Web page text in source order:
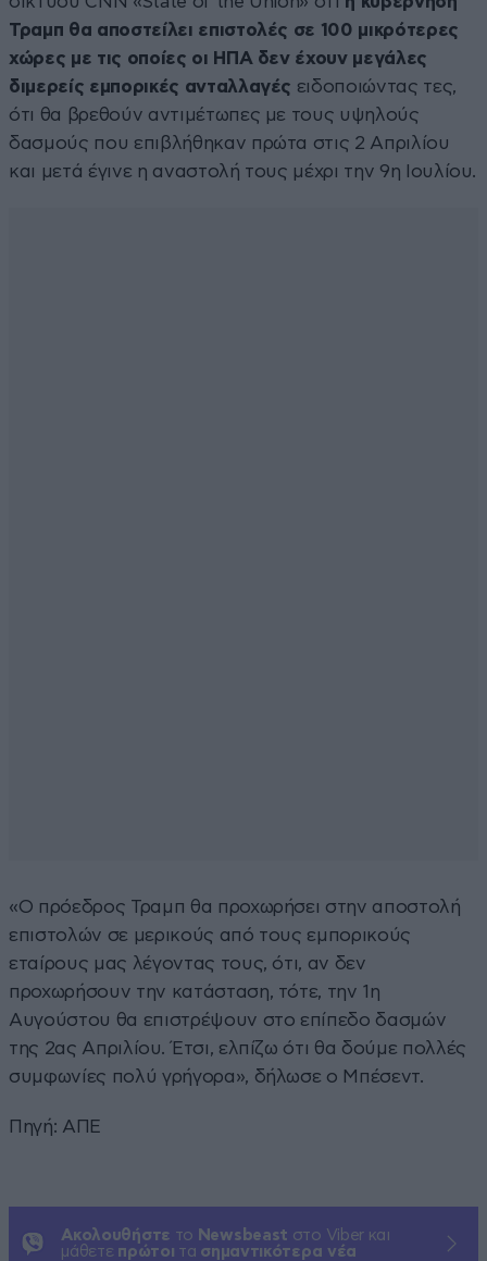
Τραμπ θα αποστείλει επιστολές σε 100 μικρότερες
χώρες με τις οποίες οι ΗΠΑ δεν έχουν μεγάλες
διμερείς εμπορικές ανταλλαγές ειδοποιώντας τες,
ότι θα βρεθούν αντιμέτωπες με τους υψηλούς
δασμούς που επιβλήθηκαν πρώτα στις 2 Απριλίου
και μετά έγινε η αναστολή τους μέχρι την 9η Ιουλίου.
«Ο πρόεδρος Τραμπ θα προχωρήσει στην αποστολή
επιστολών σε μερικούς από τους εμπορικούς
εταίρους μας λέγοντας τους, ότι, αν δεν
προχωρήσουν την κατάσταση, τότε, την 1η
Αυγούστου θα επιστρέψουν στο επίπεδο δασμών
της 2ας Απριλίου. Έτσι, ελπίζω ότι θα δούμε πολλές
συμφωνίες πολύ γρήγορα», δήλωσε ο Μπέσεντ.
Πηγή: ΑΠΕ
Ακολουθήστε το Newsbeast στο Viber και
μάθετε πρώτοι τα σημαντικότερα νέα